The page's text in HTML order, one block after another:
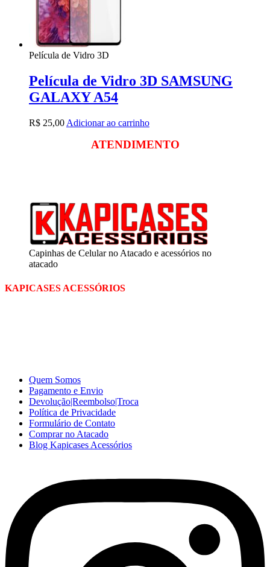
Película de Vidro 3D
Película de Vidro 3D SAMSUNG
GALAXY A54
R$ 25,00 Adicionar ao carrinho
ATENDIMENTO
Capinhas de Celular no Atacado e acessórios no
atacado
KAPICASES ACESSÓRIOS
Quem Somos
Pagamento e Envio
Devolução|Reembolso|Troca
Política de Privacidade
Formulário de Contato
Comprar no Atacado
Blog Kapicases Acessórios